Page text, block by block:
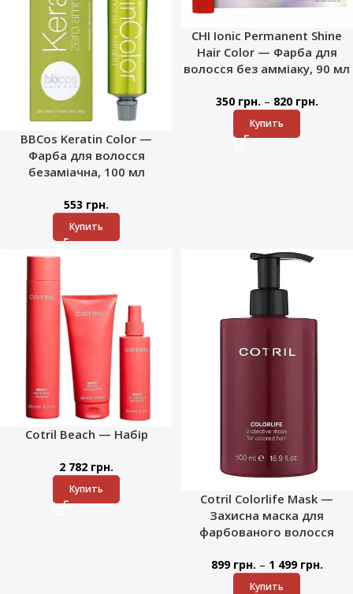
BBCos Keratin Color —
Фарба для волосся
безаміачна, 100 мл
553 грн.
Купить
CHI Ionic Permanent Shine
Hair Color — Фарба для
волосся без амміаку, 90 мл
350 грн. – 820 грн.
Купить
Cotril Beach — Набір
2 782 грн.
Купить
Cotril Colorlife Mask —
Захисна маска для
фарбованого волосся
899 грн. – 1 499 грн.
Купить